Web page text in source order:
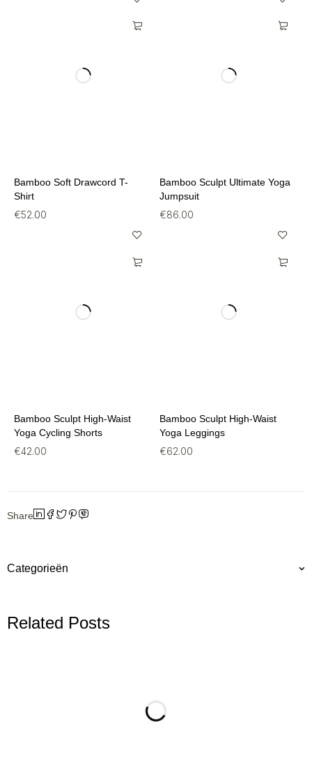
Bamboo Soft Drawcord T-
Shirt
€52.00
Bamboo Sculpt Ultimate Yoga
Jumpsuit
€86.00
Bamboo Sculpt High-Waist
Yoga Cycling Shorts
€42.00
Bamboo Sculpt High-Waist
Yoga Leggings
€62.00
Share
Categorieën
Related Posts